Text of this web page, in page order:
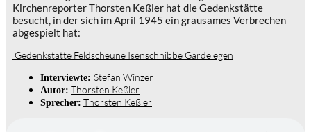
Kirchenreporter Thorsten Keßler hat die Gedenkstätte
besucht, in der sich im April 1945 ein grausames Verbrechen
abgespielt hat:
Gedenkstätte Feldscheune Isenschnibbe Gardelegen
Interviewte: Stefan Winzer
Autor: Thorsten Keßler
Sprecher: Thorsten Keßler